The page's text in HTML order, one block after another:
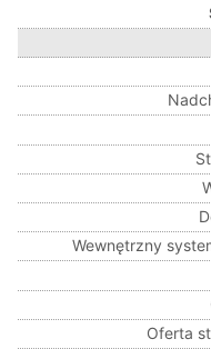
Wewnętrzny
Oferta